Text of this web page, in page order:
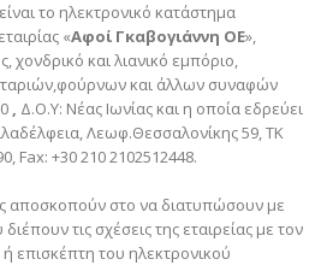
είναι το ηλεκτρονικό κατάστημα
«Αφοί Γκαβογιάννη ΟΕ»,
χονδρικό και λιανικό εμπόριο,
και άλλων συναφών
, Δ.Ο.Y: Νέας Ιωνίας και η οποία εδρεύει
Λεωφ.Θεσσαλονίκης 59, ΤΚ
Fax: +30 210 2102512448.
αποσκοπούν στο να διατυπώσουν με
τις σχέσεις της εταιρείας με τον
επισκέπτη του ηλεκτρονικού